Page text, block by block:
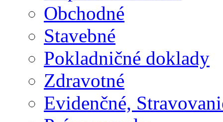
Obchodné
Stavebné
Pokladničné doklady
Zdravotné
Evidenčné,